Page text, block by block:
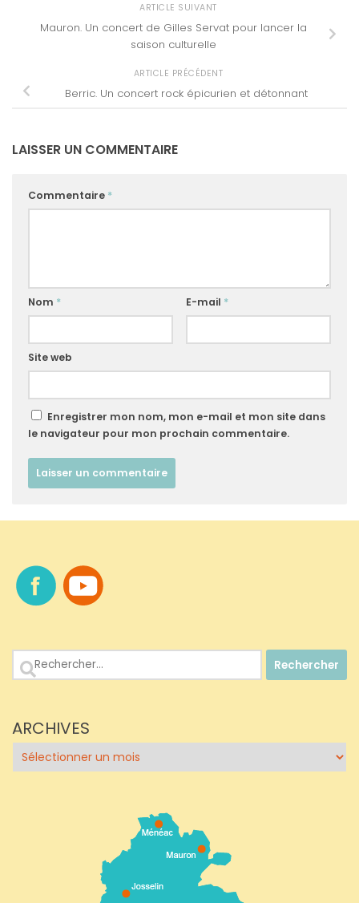
ARTICLE SUIVANT
Mauron. Un concert de Gilles Servat pour lancer la
saison culturelle
ARTICLE PRÉCÉDENT
Berric. Un concert rock épicurien et détonnant
LAISSER UN COMMENTAIRE
Commentaire *
Nom * E-mail *
Site web
Enregistrer mon nom, mon e-mail et mon site dans
le navigateur pour mon prochain commentaire.
Rechercher :
ARCHIVES
Archives